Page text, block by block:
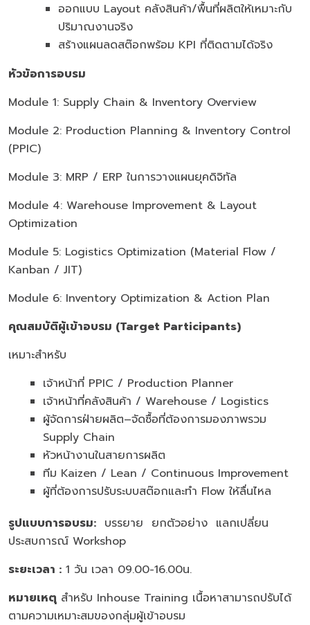
ออกแบบ Layout คลังสินค้า/พื้นที่ผลิตให้เหมาะกับ
ปริมาณงานจริง
สร้างแผนลดสต๊อกพร้อม KPI ที่ติดตามได้จริง
หัวข้อการอบรม
Module 1: Supply Chain & Inventory Overview
Module 2: Production Planning & Inventory Control
(PPIC)
Module 3: MRP / ERP ในการวางแผนยุคดิจิทัล
Module 4: Warehouse Improvement & Layout
Optimization
Module 5: Logistics Optimization (Material Flow /
Kanban / JIT)
Module 6: Inventory Optimization & Action Plan
คุณสมบัติผู้เข้าอบรม (Target Participants)
เหมาะสำหรับ
เจ้าหน้าที่ PPIC / Production Planner
เจ้าหน้าที่คลังสินค้า / Warehouse / Logistics
ผู้จัดการฝ่ายผลิต–จัดซื้อที่ต้องการมองภาพรวม
Supply Chain
หัวหน้างานในสายการผลิต
ทีม Kaizen / Lean / Continuous Improvement
ผู้ที่ต้องการปรับระบบสต๊อกและทำ Flow ให้ลื่นไหล
รูปแบบการอบรม: บรรยาย ยกตัวอย่าง แลกเปลี่ยน
ประสบการณ์ Workshop
ระยะเวลา : 1 วัน เวลา 09.00-16.00น.
หมายเหตุ สำหรับ Inhouse Training เนื้อหาสามารถปรับได้
ตามความเหมาะสมของกลุ่มผู้เข้าอบรม